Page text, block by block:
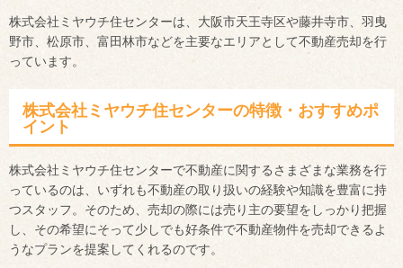
株式会社ミヤウチ住センターは、大阪市天王寺区や藤井寺市、羽曳
野市、松原市、富田林市などを主要なエリアとして不動産売却を行
っています。
株式会社ミヤウチ住センターの特徴・おすすめポ
イント
株式会社ミヤウチ住センターで不動産に関するさまざまな業務を行
っているのは、いずれも不動産の取り扱いの経験や知識を豊富に持
つスタッフ。そのため、売却の際には売り主の要望をしっかり把握
し、その希望にそって少しでも好条件で不動産物件を売却できるよ
うなプランを提案してくれるのです。